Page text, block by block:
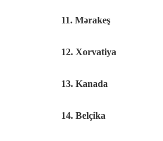
11. Mərakeş
12. Xorvatiya
13. Kanada
14. Belçika